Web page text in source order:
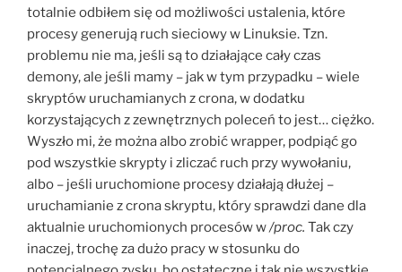
totalnie odbiłem się od możliwości ustalenia, które
procesy generują ruch sieciowy w Linuksie. Tzn.
problemu nie ma, jeśli są to działające cały czas
demony, ale jeśli mamy – jak w tym przypadku – wiele
skryptów uruchamianych z crona, w dodatku
korzystających z zewnętrznych poleceń to jest… ciężko.
Wyszło mi, że można albo zrobić wrapper, podpiąć go
pod wszystkie skrypty i zliczać ruch przy wywołaniu,
albo – jeśli uruchomione procesy działają dłużej –
uruchamianie z crona skryptu, który sprawdzi dane dla
aktualnie uruchomionych procesów w/proc. Tak czy
inaczej, trochę za dużo pracy w stosunku do